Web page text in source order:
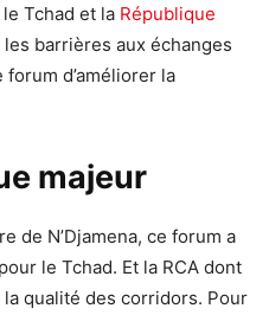
Tchad et la République
barrières aux échanges
forum d’améliorer la
majeur
de N’Djamena, ce forum a
le Tchad. Et la RCA dont
qualité des corridors. Pour